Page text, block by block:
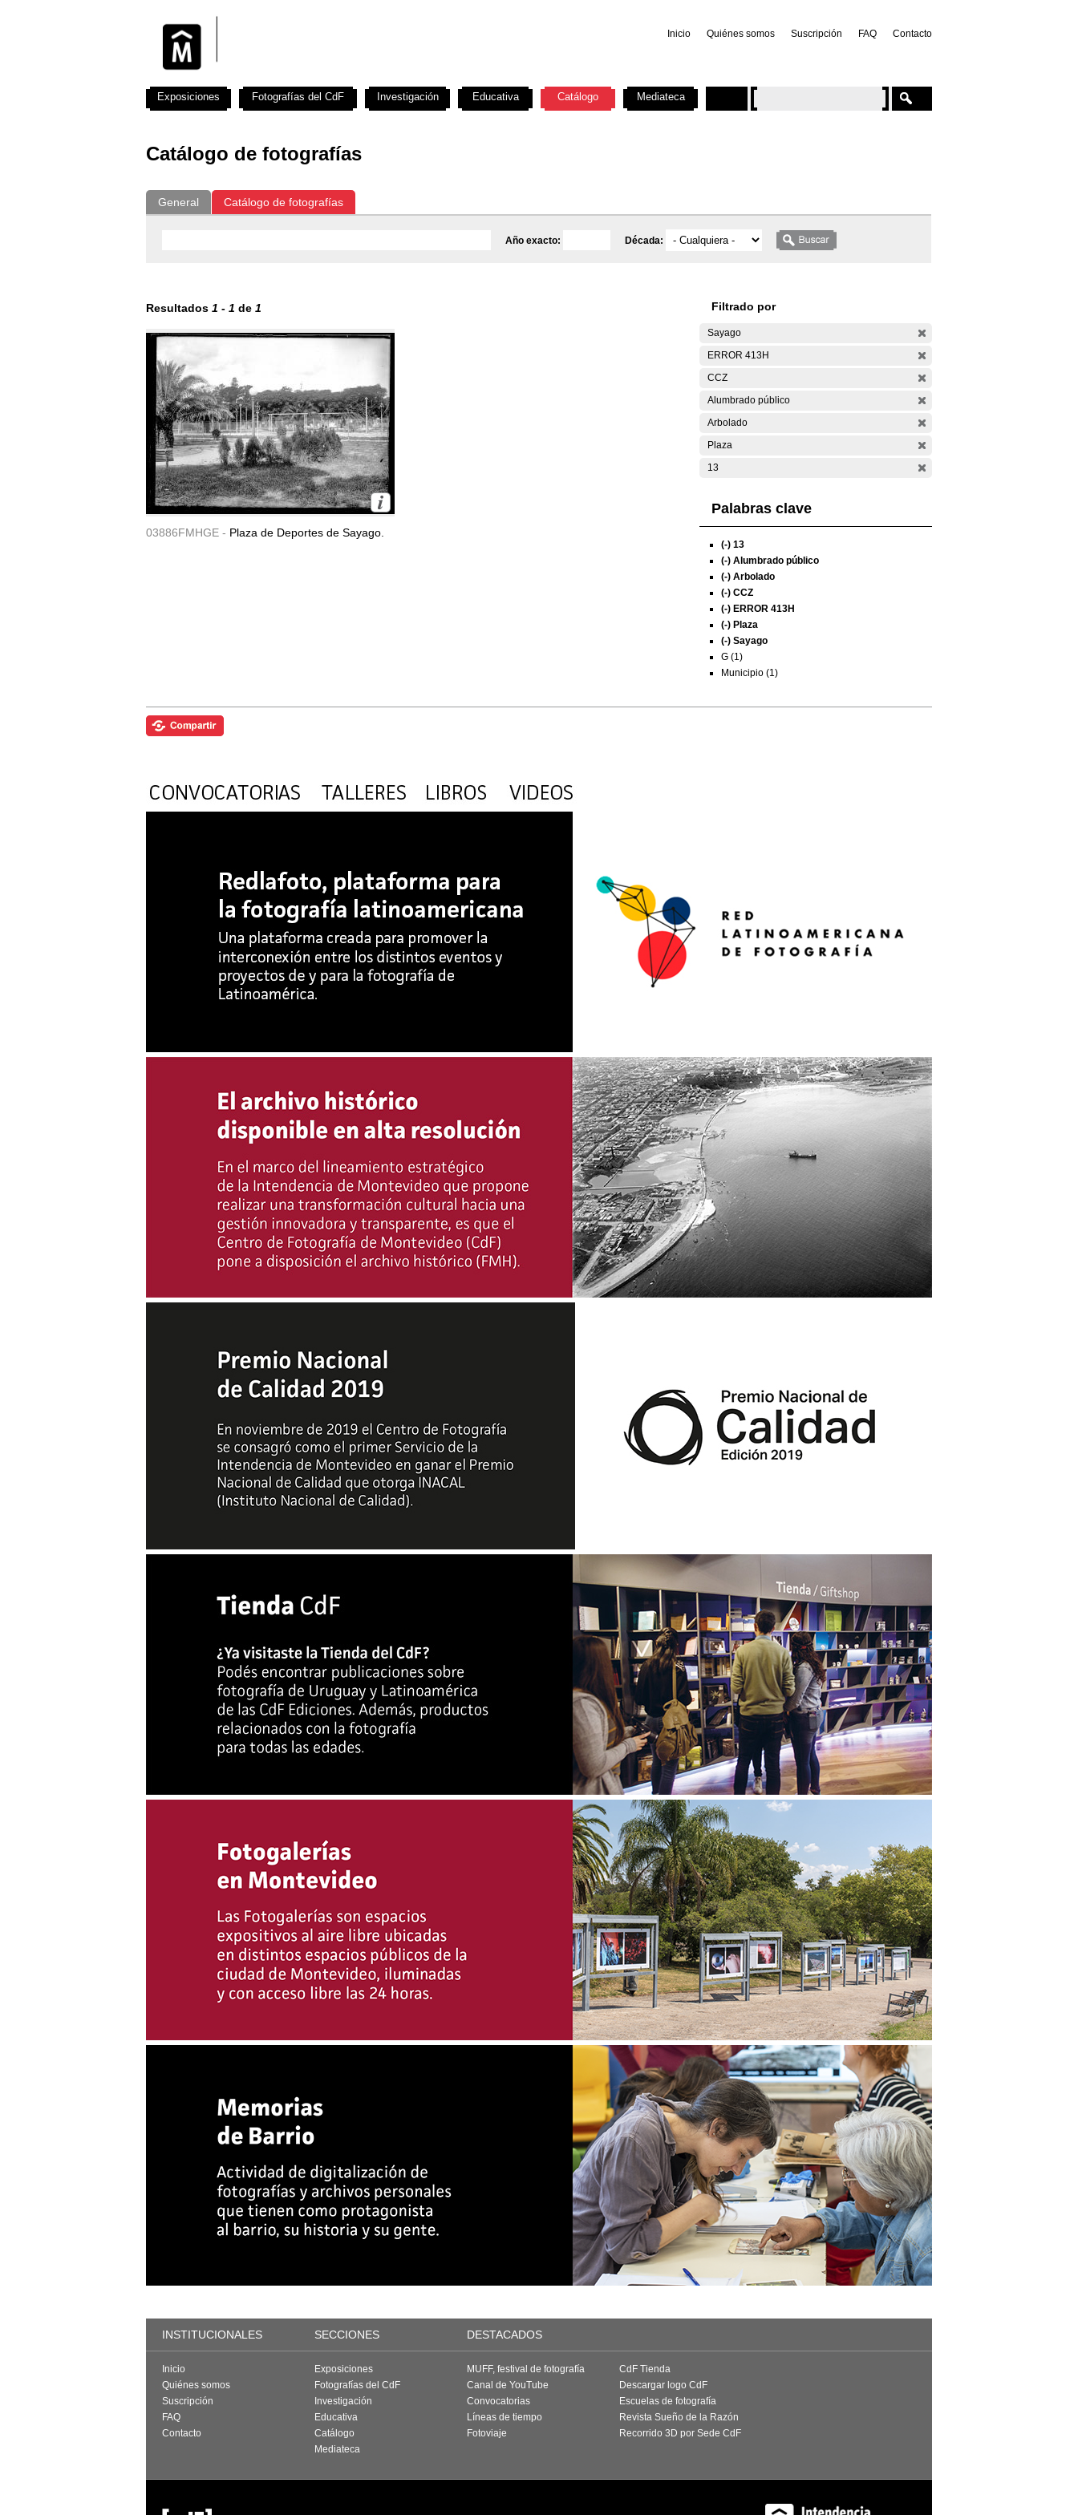
Inicio Quiénes somos Suscripción FAQ Contacto
Catálogo de fotografías
General Catálogo de fotografías
Año exacto: Década:
Resultados 1 - 1 de 1
03886FMHGE - Plaza de Deportes de Sayago.
Filtrado por
Sayago
ERROR 413H
CCZ
Alumbrado público
Arbolado
Plaza
13
Palabras clave
(-) 13
(-) Alumbrado público
(-) Arbolado
(-) CCZ
(-) ERROR 413H
(-) Plaza
(-) Sayago
G (1)
Municipio (1)
Exposiciones Fotografías del CdF Investigación Educativa Catálogo Mediateca
INSTITUCIONALES SECCIONES DESTACADOS
Inicio
Quiénes somos
Suscripción
FAQ
Contacto
Exposiciones
Fotografías del CdF
Investigación
Educativa
Catálogo
Mediateca
MUFF, festival de fotografía
Canal de YouTube
Convocatorias
Líneas de tiempo
Fotoviaje
CdF Tienda
Descargar logo CdF
Escuelas de fotografía
Revista Sueño de la Razón
Recorrido 3D por Sede CdF